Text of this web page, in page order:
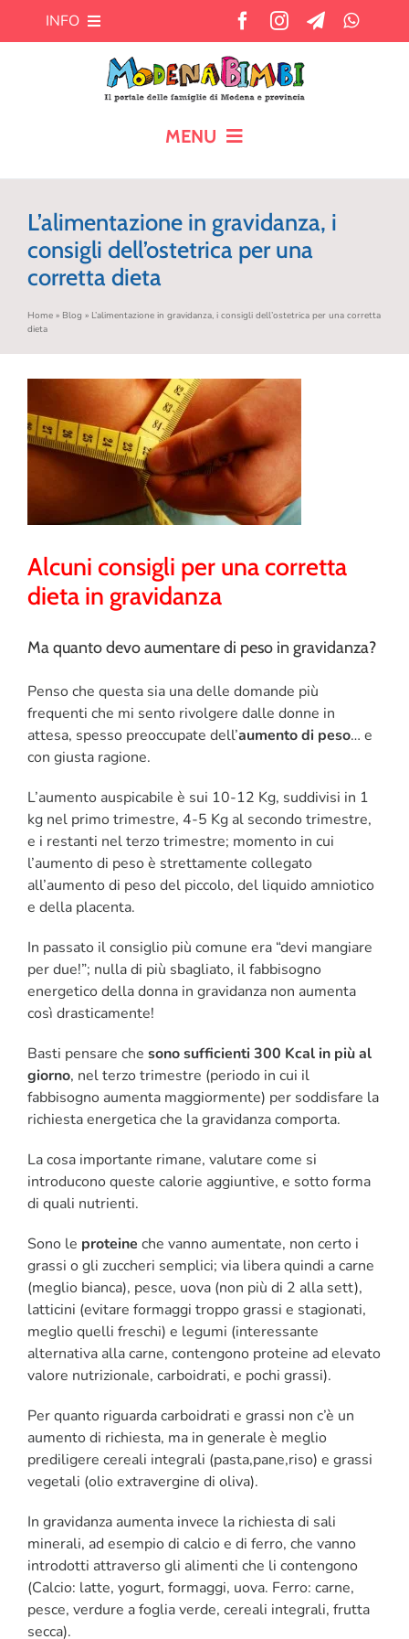
INFO
Chi siamo
Newsletter
Contatti
MENU
CALENDARIO
TEMPO LIBERO
CORSI
SALUTE
SEGNALA UN EVENTO
CERCA
L’alimentazione in gravidanza, i
consigli dell’ostetrica per una
corretta dieta
Home» Blog » L’alimentazione in gravidanza, i consigli dell’ostetrica per una corretta
dieta
Alcuni consigli per una corretta
dieta in gravidanza
Ma quanto devo aumentare di peso in gravidanza?
Penso che questa sia una delle domande più
frequenti che mi sento rivolgere dalle donne in
attesa, spesso preoccupate dell’aumento di peso… e
con giusta ragione.
L’aumento auspicabile è sui 10-12 Kg, suddivisi in 1
kg nel primo trimestre, 4-5 Kg al secondo trimestre,
e i restanti nel terzo trimestre; momento in cui
l’aumento di peso è strettamente collegato
all’aumento di peso del piccolo, del liquido amniotico
e della placenta.
In passato il consiglio più comune era “devi mangiare
per due!”; nulla di più sbagliato, il fabbisogno
energetico della donna in gravidanza non aumenta
così drasticamente!
Basti pensare che sono sufficienti 300 Kcal in più al
giorno, nel terzo trimestre (periodo in cui il
fabbisogno aumenta maggiormente) per soddisfare la
richiesta energetica che la gravidanza comporta.
La cosa importante rimane, valutare come si
introducono queste calorie aggiuntive, e sotto forma
di quali nutrienti.
Sono le proteine che vanno aumentate, non certo i
grassi o gli zuccheri semplici; via libera quindi a carne
(meglio bianca), pesce, uova (non più di 2 alla sett),
latticini (evitare formaggi troppo grassi e stagionati,
meglio quelli freschi) e legumi (interessante
alternativa alla carne, contengono proteine ad elevato
valore nutrizionale, carboidrati, e pochi grassi).
Per quanto riguarda carboidrati e grassi non c’è un
aumento di richiesta, ma in generale è meglio
prediligere cereali integrali (pasta,pane,riso) e grassi
vegetali (olio extravergine di oliva).
In gravidanza aumenta invece la richiesta di sali
minerali, ad esempio di calcio e di ferro, che vanno
introdotti attraverso gli alimenti che li contengono
(Calcio: latte, yogurt, formaggi, uova. Ferro: carne,
pesce, verdure a foglia verde, cereali integrali, frutta
secca).